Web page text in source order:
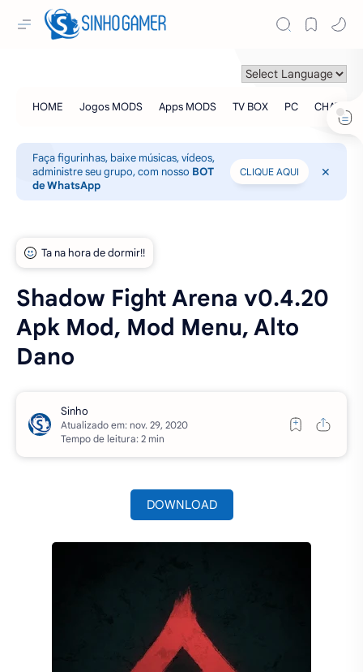
Faça figurinhas, baixe músicas, vídeos,
administre seu grupo, com nosso BOT
de WhatsApp
CLIQUE AQUI
Shadow Fight Arena v0.4.20
Apk Mod, Mod Menu, Alto
Dano
Atualizado em:
Tempo de leitura: 2 min
DOWNLOAD